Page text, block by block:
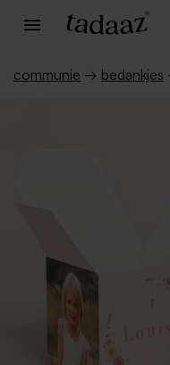
communie → bedankjes